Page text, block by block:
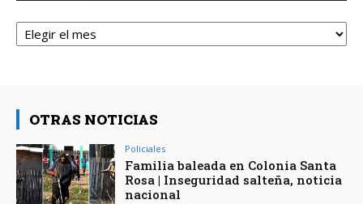
Archivos
OTRAS NOTICIAS
Policiales
Familia baleada en Colonia Santa
Rosa | Inseguridad salteña, noticia
nacional